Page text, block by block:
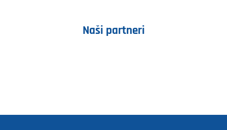
Naši partneri